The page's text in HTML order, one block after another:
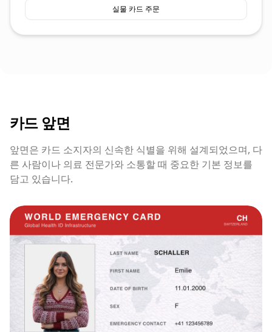
실물 카드 주문
카드 앞면
앞면은 카드 소지자의 신속한 식별을 위해 설계되었으며, 다
른 사람이나 의료 전문가와 소통할 때 중요한 기본 정보를
담고 있습니다.